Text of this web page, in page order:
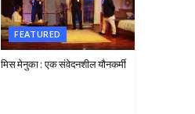
FEATURED
मिस मेनुका : एक संवेदनशील यौनकर्मी